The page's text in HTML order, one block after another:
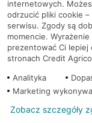
Gdynia,
Gdynia,
Gdynia, ul. 10-
internetowych.
odrzucić pliki cookie
serwisu. Zgody są
momencie.
prezentować Ci
stronach Credit
Analityka
Marketing
Zobacz szczegóły